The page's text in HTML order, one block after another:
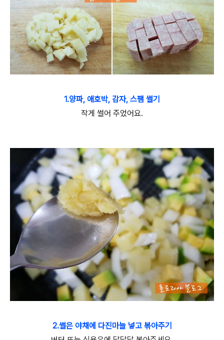
1.양파, 애호박, 감자, 스팸 썰기
작게 썰어 주었어요.
2.썰은 야채에 다진마늘 넣고 볶아주기